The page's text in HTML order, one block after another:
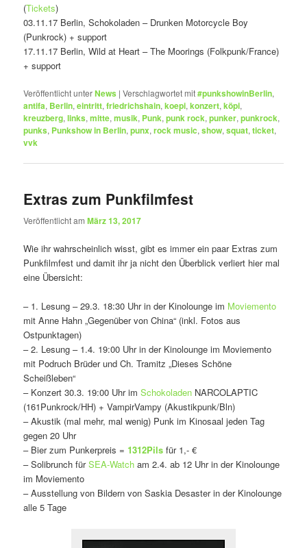
(Tickets)
03.11.17 Berlin, Schokoladen – Drunken Motorcycle Boy
(Punkrock) + support
17.11.17 Berlin, Wild at Heart – The Moorings (Folkpunk/France)
+ support
Veröffentlicht unterNews |Verschlagwortet mit#punkshowinBerlin,
antifa, Berlin,eintritt,friedrichshain,koepi,konzert,köpi,
kreuzberg,links,mitte,musik, Punk,punk rock,punker,punkrock,
punks, Punkshow in Berlin,punx,rock music,show,squat,ticket,
vvk
Extras zum Punkfilmfest
Veröffentlicht amMärz 13, 2017
Wie ihr wahrscheinlich wisst, gibt es immer ein paar Extras zum
Punkfilmfest und damit ihr ja nicht den Überblick verliert hier mal
eine Übersicht:
– 1. Lesung – 29.3. 18:30 Uhr in der Kinolounge im Moviemento
mit Anne Hahn „Gegenüber von China“ (inkl. Fotos aus
Ostpunktagen)
– 2. Lesung – 1.4. 19:00 Uhr in der Kinolounge im Moviemento
mit Podruch Brüder und Ch. Tramitz „Dieses Schöne
Scheißleben“
– Konzert 30.3. 19:00 Uhr imSchokoladen NARCOLAPTIC
(161Punkrock/HH) + VampirVampy (Akustikpunk/Bln)
– Akustik (mal mehr, mal wenig) Punk im Kinosaal jeden Tag
gegen 20 Uhr
– Bier zum Punkerpreis = 1312Pils für 1,- €
– Solibrunch fürSEA-Watch am 2.4. ab 12 Uhr in der Kinolounge
im Moviemento
– Ausstellung von Bildern von Saskia Desaster in der Kinolounge
alle 5 Tage